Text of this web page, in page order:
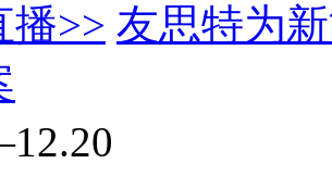
播>> 友思特为